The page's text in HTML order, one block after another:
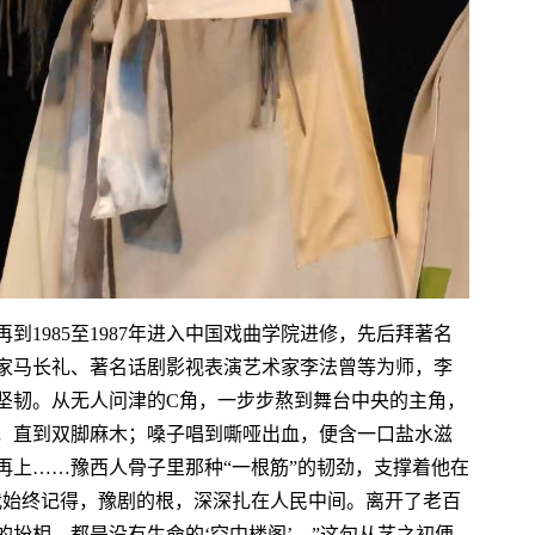
1985至1987年进入中国戏曲学院进修，先后拜著名
马长礼、著名话剧影视表演艺术家李法曾等为师，李
。从无人问津的C角，一步步熬到舞台中央的主角，
直到双脚麻木；嗓子唱到嘶哑出血，便含一口盐水滋
上……豫西人骨子里那种“一根筋”的韧劲，支撑着他在
终记得，豫剧的根，深深扎在人民中间。离开了老百